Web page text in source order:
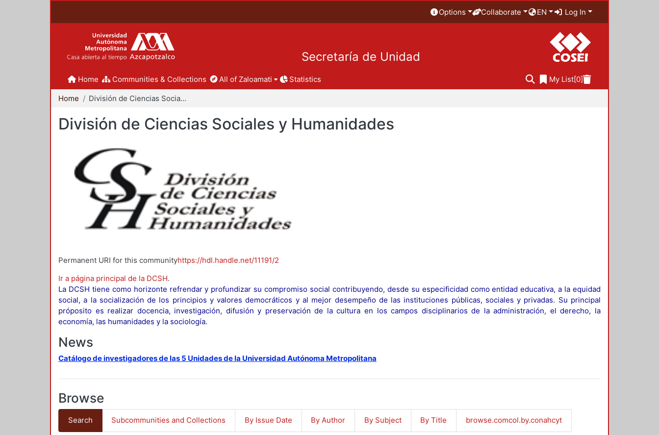
Options Collaborate EN Log In
Secretaría de Unidad
Home Communities & Collections All of Zaloamati Statistics My List[0]
Home División de Ciencias Sociales y Humanidades
División de Ciencias Sociales y Humanidades
Permanent URI for this communityhttps://hdl.handle.net/11191/2
Ir a página principal de la DCSH.
La DCSH tiene como horizonte refrendar y profundizar su compromiso social contribuyendo, desde su especificidad como entidad educativa, a la equidad
social, a la socialización de los principios y valores democráticos y al mejor desempeño de las instituciones públicas, sociales y privadas. Su principal
próposito es realizar docencia, investigación, difusión y preservación de la cultura en los campos disciplinarios de la administración, el derecho, la
economía, las humanidades y la sociología.
News
Catálogo de investigadores de las 5 Unidades de la Universidad Autónoma Metropolitana
Browse
Search Subcommunities and Collections By Issue Date By Author By Subject By Title browse.comcol.by.conahcyt